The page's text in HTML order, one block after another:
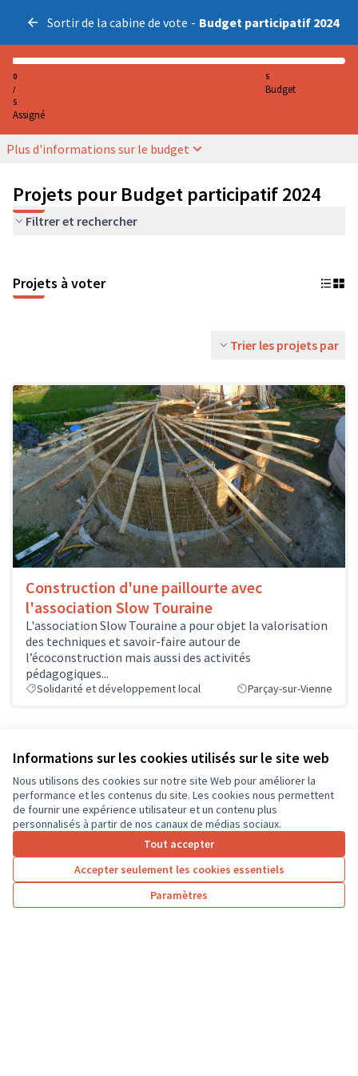
Informations sur les cookies utilisés sur le site web
Nous utilisons des cookies sur notre site Web pour améliorer la
performance et les contenus du site. Les cookies nous permettent
de fournir une expérience utilisateur et un contenu plus
personnalisés à partir de nos canaux de médias sociaux.
Tout accepter
Accepter seulement les cookies essentiels
Paramètres
Sortir de la cabine de vote - Budget participatif 2024
0
/
5
Assigné
5
Budget
Plus d'informations sur le budget
Projets pour Budget participatif 2024
Filtrer et rechercher
Projets à voter
Trier les projets par
Construction d'une paillourte avec
l'association Slow Touraine
L'association Slow Touraine a pour objet la valorisation
des techniques et savoir-faire autour de
l’écoconstruction mais aussi des activités
pédagogiques...
Solidarité et développement local Parçay-sur-Vienne